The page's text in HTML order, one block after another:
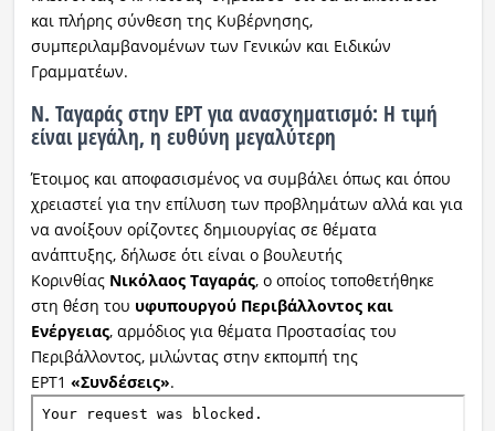
και πλήρης σύνθεση της Κυβέρνησης,
συμπεριλαμβανομένων των Γενικών και Ειδικών
Γραμματέων.
Ν. Ταγαράς στην ΕΡΤ για ανασχηματισμό: Η τιμή
είναι μεγάλη, η ευθύνη μεγαλύτερη
Έτοιμος και αποφασισμένος να συμβάλει όπως και όπου
χρειαστεί για την επίλυση των προβλημάτων αλλά και για
να ανοίξουν ορίζοντες δημιουργίας σε θέματα
ανάπτυξης, δήλωσε ότι είναι ο βουλευτής
Κορινθίας Νικόλαος Ταγαράς, ο οποίος τοποθετήθηκε
στη θέση του υφυπουργού Περιβάλλοντος και
Ενέργειας, αρμόδιος για θέματα Προστασίας του
Περιβάλλοντος, μιλώντας στην εκπομπή της
ΕΡΤ1 «Συνδέσεις».